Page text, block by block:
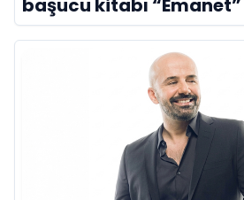
başucu kitabı
yerini aldı